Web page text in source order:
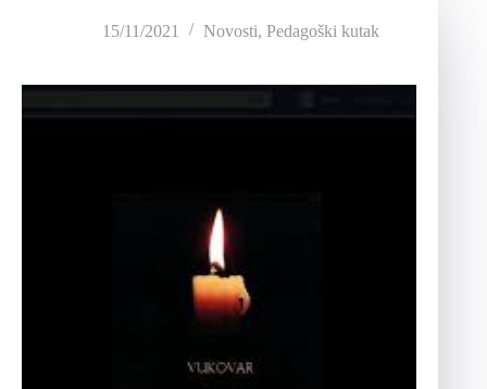
15/11/2021 Novosti,Pedagoški kutak